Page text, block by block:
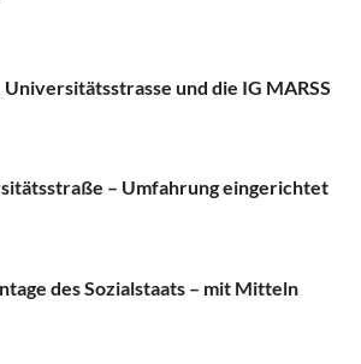
und die IG MARSS
­– Umfahrung eingerichtet
des Sozialstaats – mit Mitteln